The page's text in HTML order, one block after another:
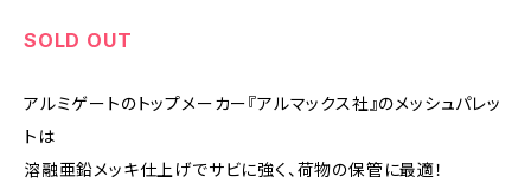
SOLD OUT
アルミゲートのトップメーカー『アルマックス社』のメッシュパレッ
トは
溶融亜鉛メッキ仕上げでサビに強く、荷物の保管に最適！